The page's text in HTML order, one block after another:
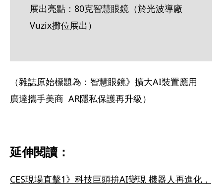
展出亮點：80克智慧眼鏡（於光波導廠
Vuzix攤位展出）
（雜誌原始標題為：智慧眼鏡》擴大AI裝置應用
廣達攜手美商  AR隱私保護再升級）
延伸閱讀：
CES現場直擊1》科技巨頭拚AI變現 機器人再進化，